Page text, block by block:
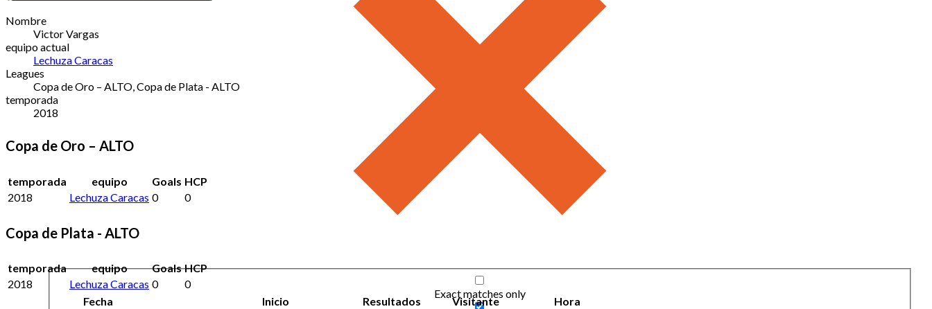
Exact matches only
Nombre
Victor Vargas
equipo actual
Lechuza Caracas
Leagues
Copa de Oro – ALTO, Copa de Plata - ALTO
temporada
2018
Copa de Oro – ALTO
temporada equipo Goals HCP
2018
Lechuza Caracas 0 0
Copa de Plata - ALTO
temporada equipo Goals HCP
2018
Lechuza Caracas 0
0
Fecha
Inicio Resultados Visitante
Hora